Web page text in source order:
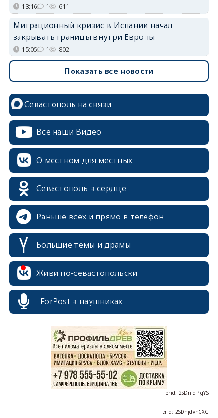
13:16 1 611
Миграционный кризис в Испании начал
закрывать границы внутри Европы
15:05 1 802
Показать все новости
Севастополь на связи
Все наши Видео
О местном для местных
Севастополь в сердце
Раньше всех и прямо в телефон
Большие темы и драмы
Живи по-севастопольски
ForPost в наушниках
erid: 2SDnjdvhGXG
erid: 2SDnjcLUypt